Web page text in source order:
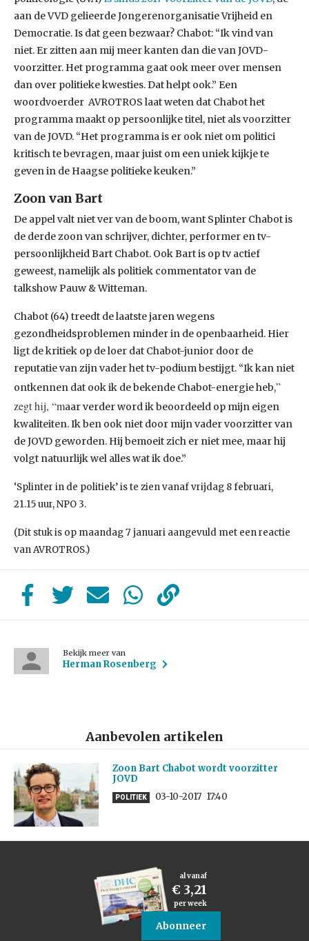
aan de VVD gelieerde Jongerenorganisatie Vrijheid en
Democratie. Is dat geen bezwaar? Chabot: “Ik vind van
niet. Er zitten aan mij meer kanten dan die van JOVD-
voorzitter. Het programma gaat ook meer over mensen
dan over politieke kwesties. Dat helpt ook.” Een
woordvoerder AVROTROS laat weten dat Chabot het
programma maakt op persoonlijke titel, niet als voorzitter
van de JOVD. “Het programma is er ook niet om politici
kritisch te bevragen, maar juist om een uniek kijkje te
geven in de Haagse politieke keuken.”
Zoon van Bart
De appel valt niet ver van de boom, want Splinter Chabot is
de derde zoon van schrijver, dichter, performer en tv-
persoonlijkheid Bart Chabot. Ook Bart is op tv actief
geweest, namelijk als politiek commentator van de
talkshow Pauw & Witteman.
Chabot (64) treedt de laatste jaren wegens
gezondheidsproblemen minder in de openbaarheid. Hier
ligt de kritiek op de loer dat Chabot-junior door de
reputatie van zijn vader het tv-podium bestijgt. “Ik kan niet
ontkennen dat ook ik de bekende Chabot-energie heb,”
zegt hij, “maar verder word ik beoordeeld op mijn eigen
kwaliteiten. Ik ben ook niet door mijn vader voorzitter van
de JOVD geworden. Hij bemoeit zich er niet mee, maar hij
volgt natuurlijk wel alles wat ik doe.”
‘Splinter in de politiek’ is te zien vanaf vrijdag 8 februari,
21.15 uur, NPO 3.
(Dit stuk is op maandag 7 januari aangevuld met een reactie
van AVROTROS.)
Bekijk meer van
Herman Rosenberg
Aanbevolen artikelen
Zoon Bart Chabot wordt voorzitter
JOVD
POLITIEK 03-10-2017 17:40
al vanaf
€ 3,21
per week
Abonneer